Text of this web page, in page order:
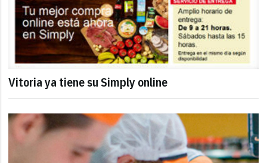
Vitoria ya tiene su Simply online